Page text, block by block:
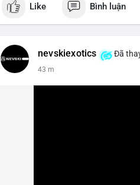
📰 Nguồn: Cointelegraph
Like Bình luận
nevskiexotics Đã
43 m